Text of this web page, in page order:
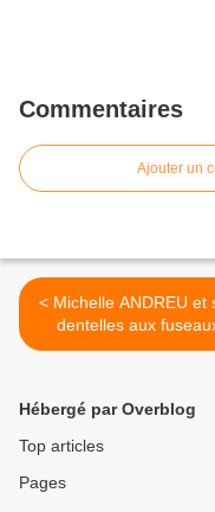
Commentaires
Ajouter un
< Michelle ANDREU et ses
dentelles aux
Hébergé par Overblog
Top articles
Pages